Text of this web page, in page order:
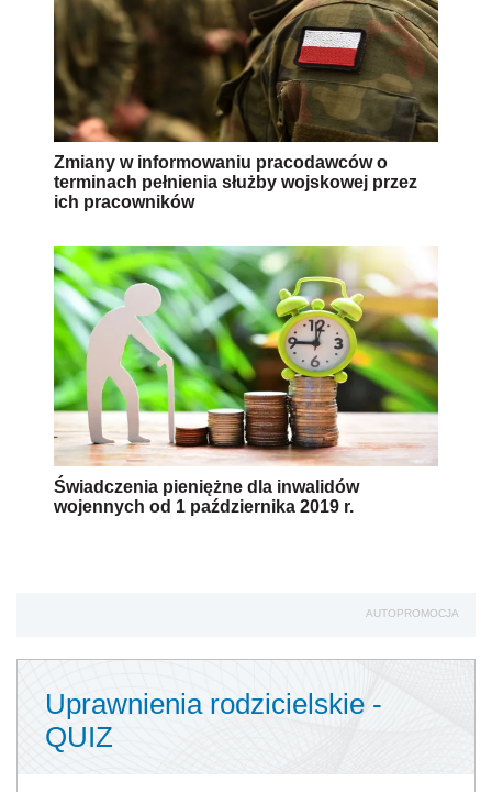
Zmiany w informowaniu pracodawców o
terminach pełnienia służby wojskowej przez
ich pracowników
Świadczenia pieniężne dla inwalidów
wojennych od 1 października 2019 r.
AUTOPROMOCJA
Uprawnienia rodzicielskie -
QUIZ